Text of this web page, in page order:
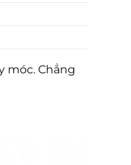
móc. Chẳng